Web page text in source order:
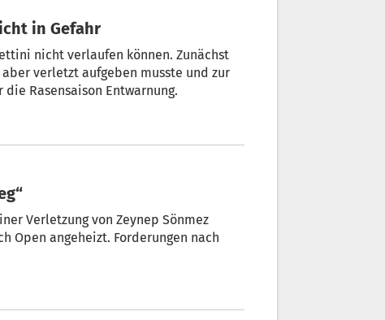
in Gefahr
nicht verlaufen können. Zunächst
verletzt aufgeben musste und zur
Rasensaison Entwarnung.
Verletzung von Zeynep Sönmez
Open angeheizt. Forderungen nach